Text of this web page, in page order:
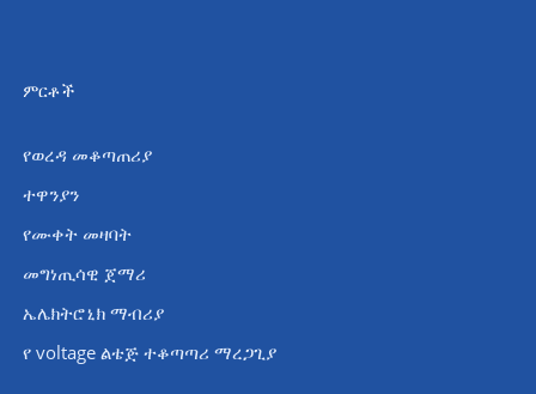
ምርቶች
የወረዳ መቆጣጠሪያ
ተዋንያን
የሙቀት መዛባት
መግነጢሳዊ ጀማሪ
ኤሌክትሮኒክ ማብሪያ
የ voltage ልቴጅ ተቆጣጣሪ ማረጋጊያ